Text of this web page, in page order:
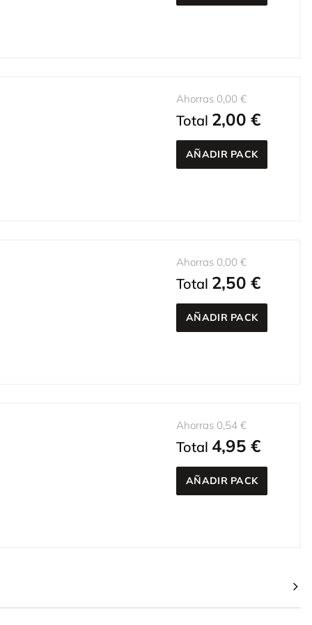
Ahorras 0,00 €
Total 2,00 €
AÑADIR PACK
Ahorras 0,00 €
Total 2,50 €
AÑADIR PACK
Ahorras 0,54 €
Total 4,95 €
AÑADIR PACK